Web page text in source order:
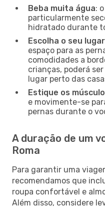
Beba muita água:
particularmente
hidratado durante
Escolha o seu
espaço para as
comodidades a
crianças, poderá
lugar perto das
Estique os
e movimente-se
pernas durante o
A duração de um
Roma
Para garantir uma
recomendamos que
roupa confortável e
Além disso, considere